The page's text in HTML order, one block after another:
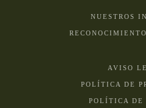
NUESTROS
AVISO
POLÍTICA DE
POLÍTICA DE